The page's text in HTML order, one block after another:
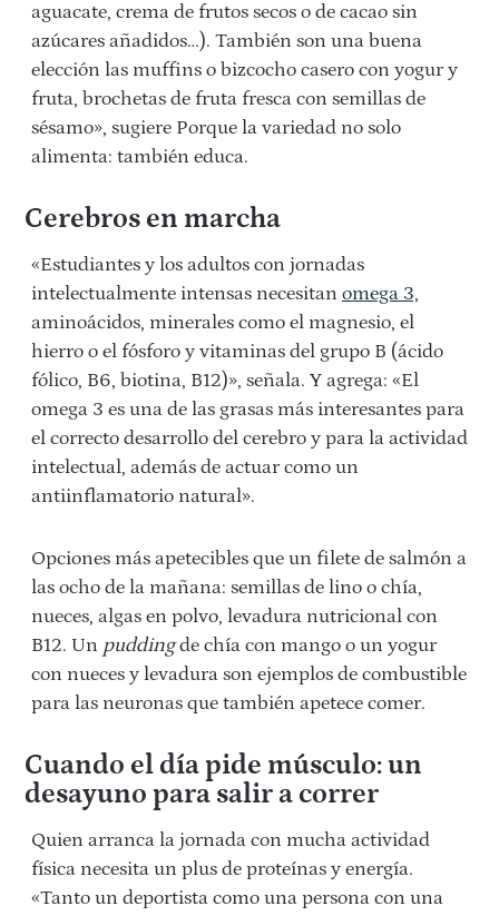
aguacate, crema de frutos secos o de cacao sin
azúcares añadidos…). También son una buena
elección las muffins o bizcocho casero con yogur y
fruta, brochetas de fruta fresca con semillas de
sésamo», sugiere Porque la variedad no solo
alimenta: también educa.
Cerebros en marcha
«Estudiantes y los adultos con jornadas
intelectualmente intensas necesitan omega 3,
aminoácidos, minerales como el magnesio, el
hierro o el fósforo y vitaminas del grupo B (ácido
fólico, B6, biotina, B12)», señala. Y agrega: «El
omega 3 es una de las grasas más interesantes para
el correcto desarrollo del cerebro y para la actividad
intelectual, además de actuar como un
antiinflamatorio natural».
Opciones más apetecibles que un filete de salmón a
las ocho de la mañana: semillas de lino o chía,
nueces, algas en polvo, levadura nutricional con
B12. Un puddingde chía con mango o un yogur
con nueces y levadura son ejemplos de combustible
para las neuronas que también apetece comer.
Cuando el día pide músculo: un
desayuno para salir a correr
Quien arranca la jornada con mucha actividad
física necesita un plus de proteínas y energía.
«Tanto un deportista como una persona con una